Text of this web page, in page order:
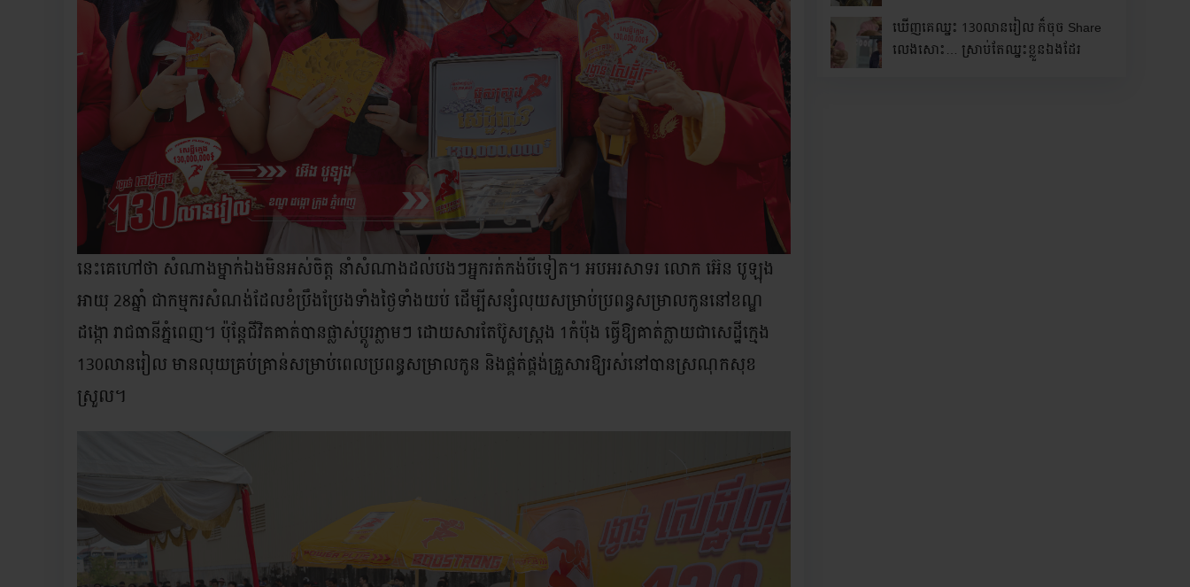
នេះគេហៅថា សំណាងម្នាក់ឯងមិនអស់ចិត្ត នាំសំណាងដល់បងៗអ្នករត់កង់បីទៀត។ អបអរសាទរ លោក អ៊េន បូឡុង
អាយុ 28ឆ្នាំ ជាកម្មករសំណង់ដែលខំប្រឹងប្រែងទាំងថ្ងៃទាំងយប់ ដើម្បីសន្សំលុយសម្រាប់ប្រពន្ធសម្រាលកូននៅខណ្ឌ
ដង្កោ រាជធានីភ្នំពេញ។ ប៉ុន្តែជីវិតគាត់បានផ្លាស់ប្ដូរភ្លាមៗ ដោយសារតែប៊ូសស្រ្តង 1កំប៉ុង ធ្វើឱ្យគាត់ក្លាយជាសេដ្ឋីក្មេង
130លានរៀល មានលុយគ្រប់គ្រាន់សម្រាប់ពេលប្រពន្ធសម្រាលកូន និងផ្គត់ផ្គង់គ្រួសារឱ្យរស់នៅបានស្រណុកសុខ
ស្រួល។
ឃើញគេឈ្នះ 130លានរៀល ក៏ចុច Share
លេងសោះ… ស្រាប់តែឈ្នះខ្លួនឯងដែរ